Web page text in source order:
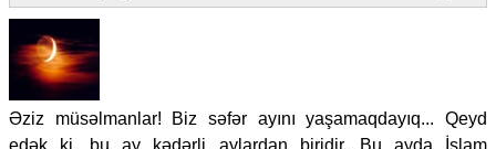
Əziz müsəlmanlar! Biz səfər ayını yaşamaqdayıq... Qeyd
edək ki, bu ay kədərli aylardan biridir. Bu ayda İslam